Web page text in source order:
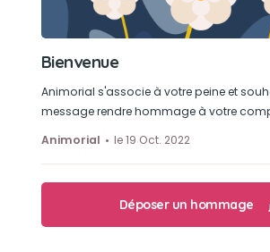
Bienvenue
Animorial s'associe à votre peine et
message rendre hommage à votre
Animorial
le 19 Oct. 2022
Déposer un hommage